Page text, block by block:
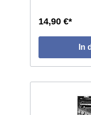
Zeremonien für
Schilderungen
erschienenen
14 x 22,
14,90 €*
In